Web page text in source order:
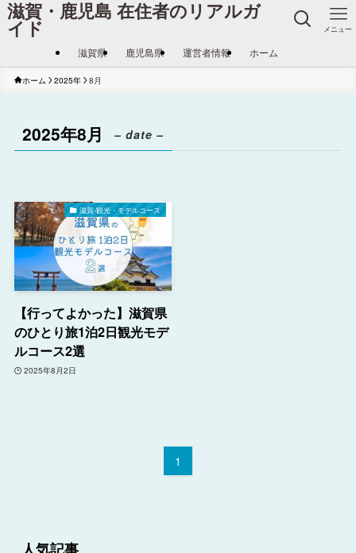
滋賀・鹿児島 在住者のリアルガ
イド メニュー
滋賀県 鹿児島県 運営者情報 ホーム
ホーム 2025年 8月
2025年8月 – date –
滋賀-観光・モデルコース
【行ってよかった】滋賀県
のひとり旅1泊2日観光モデ
ルコース2選
2025年8月2日
1